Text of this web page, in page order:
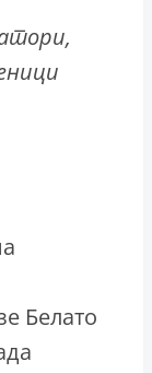
Белато